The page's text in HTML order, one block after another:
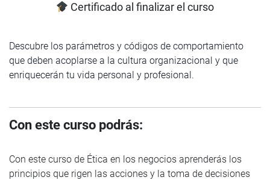
Certificado al finalizar el curso
Descubre los parámetros y códigos de comportamiento
que deben acoplarse a la cultura organizacional y que
enriquecerán tu vida personal y profesional.
Con este curso podrás:
Con este curso de Ética en los negocios aprenderás los
principios que rigen las acciones y la toma de decisiones